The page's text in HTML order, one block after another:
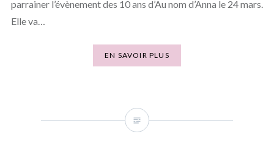
parrainer l’évènement des 10 ans d’Au nom d’Anna le 24 mars.
Elle va…
EN SAVOIR PLUS